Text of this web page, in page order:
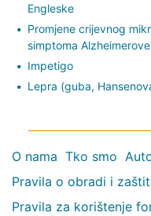
Engleske
Promjene crijevnog
simptoma
Impetigo
Lepra (guba,
O nama Tko smo
Pravila o obradi i
Pravila za korištenje